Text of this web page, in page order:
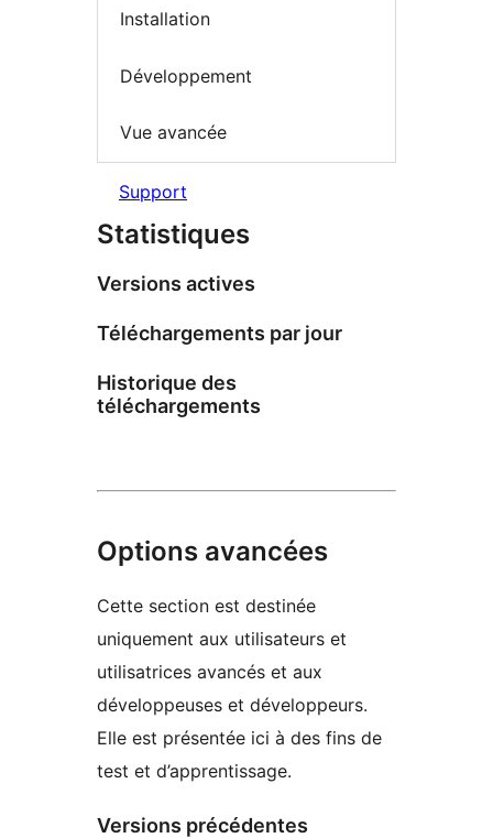
Installation
Développement
Vue avancée
Support
Statistiques
Versions actives
Téléchargements par jour
Historique des
téléchargements
Options avancées
Cette section est destinée
uniquement aux utilisateurs et
utilisatrices avancés et aux
développeuses et développeurs.
Elle est présentée ici à des fins de
test et d’apprentissage.
Versions précédentes